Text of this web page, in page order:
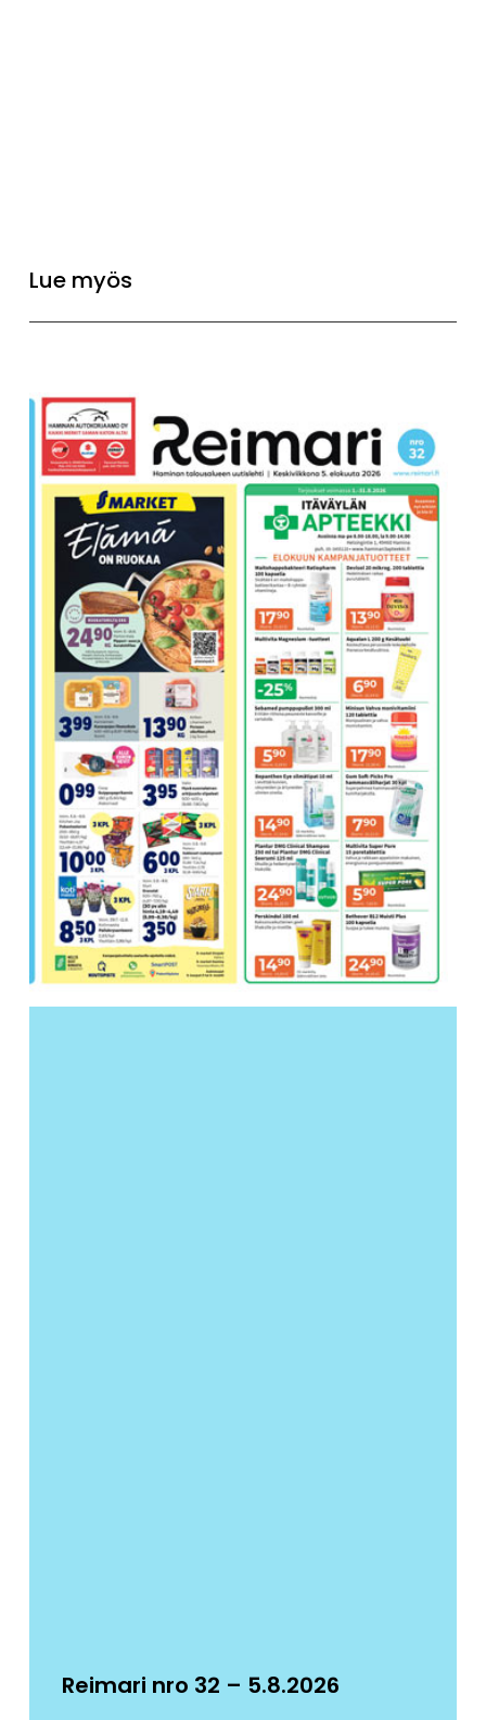
Lue myös
Reimari nro 32 – 5.8.2026